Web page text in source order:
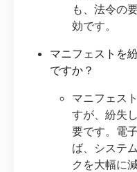
も、法令の
効です。
マニフェストを
ですか？
マニフェス
すが、紛失
要です。電
ば、システ
クを大幅に